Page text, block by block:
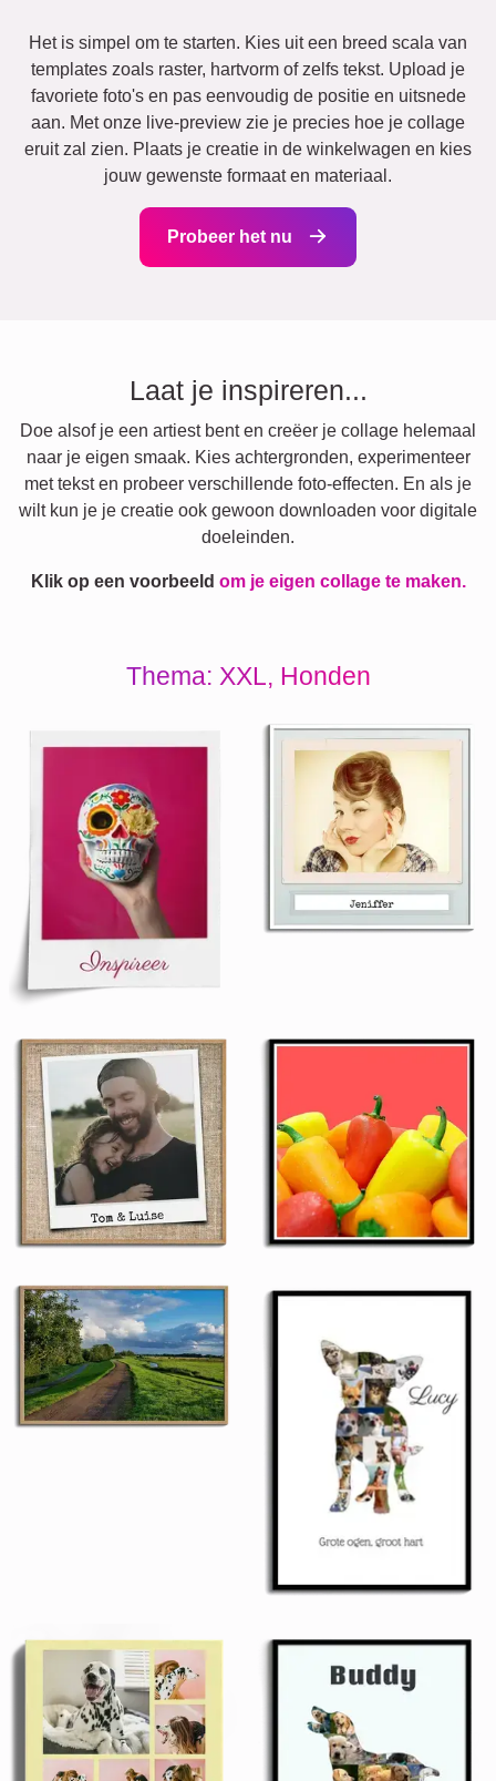
Het is simpel om te starten. Kies uit een breed scala van
templates zoals raster, hartvorm of zelfs tekst. Upload je
favoriete foto's en pas eenvoudig de positie en uitsnede
aan. Met onze live-preview zie je precies hoe je collage
eruit zal zien. Plaats je creatie in de winkelwagen en kies
jouw gewenste formaat en materiaal.
Probeer het nu
Laat je inspireren...
Doe alsof je een artiest bent en creëer je collage helemaal
naar je eigen smaak. Kies achtergronden, experimenteer
met tekst en probeer verschillende foto-effecten. En als je
wilt kun je je creatie ook gewoon downloaden voor digitale
doeleinden.
Klik op een voorbeeld om je eigen collage te maken.
Thema: XXL, Honden